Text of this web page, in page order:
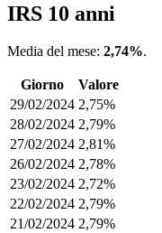
IRS 10 anni
Media del mese: 2,74%.
Giorno
Valore
29/02/2024 2,75%
28/02/2024 2,79%
27/02/2024 2,81%
26/02/2024 2,78%
23/02/2024 2,72%
22/02/2024 2,79%
21/02/2024 2,79%